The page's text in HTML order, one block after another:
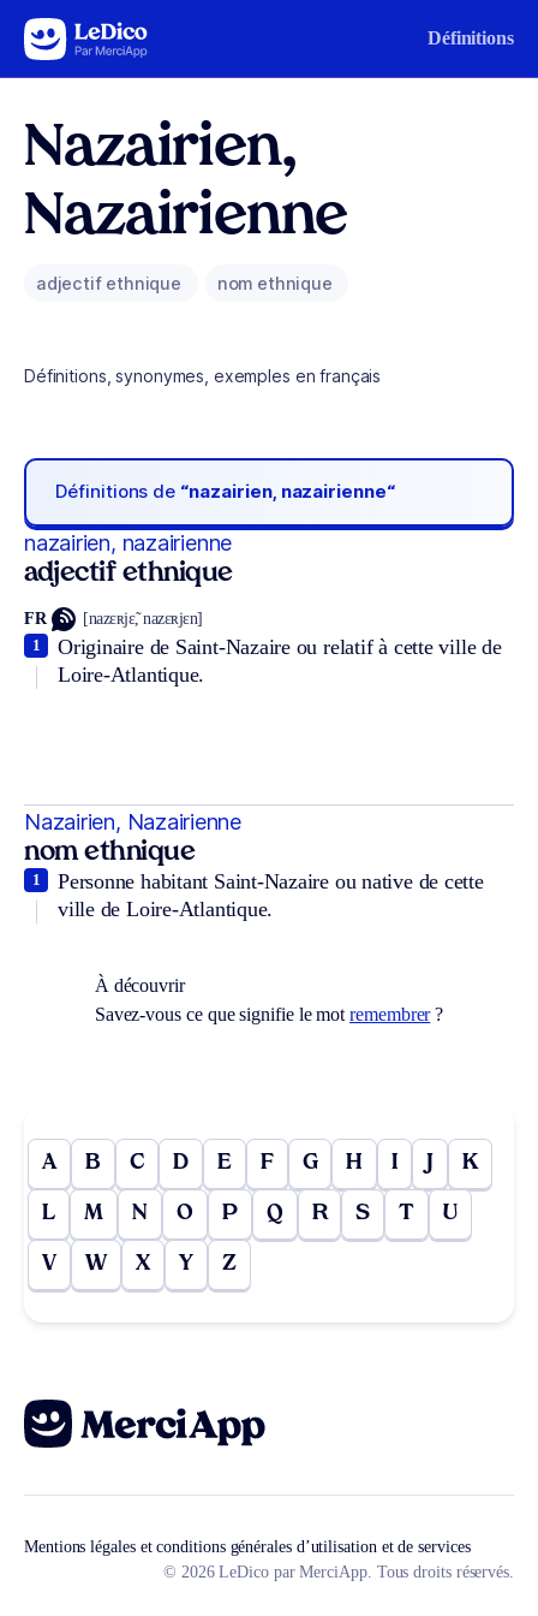
Aller au contenu Définitions
Nazairien,
Nazairienne
adjectif ethnique nom ethnique
Définitions, synonymes, exemples en français
Définitions de “nazairien, nazairienne“
nazairien, nazairienne
adjectif ethnique
FR [nazɛʀjɛ̃, nazɛʀjɛn]
Originaire de Saint-Nazaire ou relatif à cette ville de
Loire-Atlantique.
1
Nazairien, Nazairienne
nom ethnique
Personne habitant Saint-Nazaire ou native de cette
ville de Loire-Atlantique.
1
À découvrir
Savez-vous ce que signifie le motremembrer?
A B C D E F G H I J K
L M N O P Q R S T U
V W X Y Z
Mentions légales et conditions générales d’utilisation et de services
© 2026 LeDico par MerciApp. Tous droits réservés.